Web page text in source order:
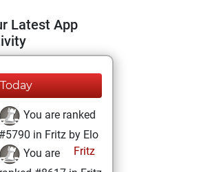
Latest App
Today
You are ranked
#5790 in Fritz by Elo
Fritz
You are